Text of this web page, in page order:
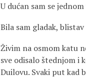
U dućan sam se
Bila sam gladak, blistav
Živim na osmom katu
sve odisalo štednjom i
Duilovu. Svaki put kad